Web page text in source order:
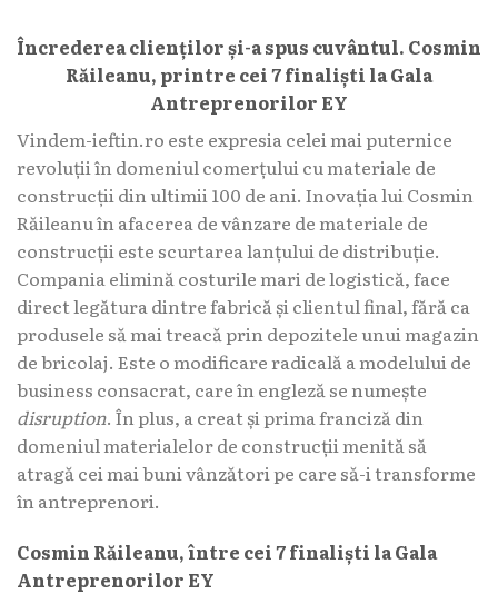
Încrederea clienților și-a spus cuvântul. Cosmin
Răileanu, printre cei 7 finaliști la Gala
Antreprenorilor EY
Vindem-ieftin.ro este expresia celei mai puternice
revoluții în domeniul comerțului cu materiale de
construcții din ultimii 100 de ani. Inovația lui Cosmin
Răileanu în afacerea de vânzare de materiale de
construcții este scurtarea lanțului de distribuție.
Compania elimină costurile mari de logistică, face
direct legătura dintre fabrică și clientul final, fără ca
produsele să mai treacă prin depozitele unui magazin
de bricolaj. Este o modificare radicală a modelului de
business consacrat, care în engleză se numește
disruption. În plus, a creat și prima franciză din
domeniul materialelor de construcții menită să
atragă cei mai buni vânzători pe care să-i transforme
în antreprenori.
Cosmin Răileanu, între cei 7 finaliști la Gala
Antreprenorilor EY